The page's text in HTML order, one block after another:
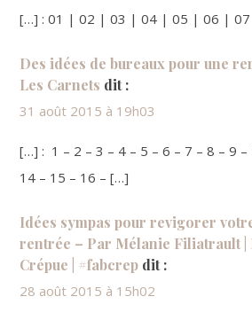
[…] : 01 | 02 | 03 | 04 | 05 | 06 |
Des idées de bureaux pour une
Les Carnets dit :
31 août 2015 à 19h03
[…] : 1 – 2 – 3 – 4 – 5 – 6 – 7 – 8 – 9
14 – 15 – 16 – […]
Idées sympas pour revigorer
rentrée – Par Mélanie Filiatrault |
Crépue | #fabcrep dit :
28 août 2015 à 15h02